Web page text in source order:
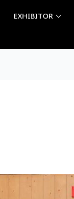
EXHIBITOR